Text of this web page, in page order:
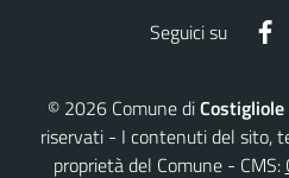
Seguici su
© 2026 Comune diCostigliole
riservati - I contenuti del sito,
proprietà del Comune - CMS: